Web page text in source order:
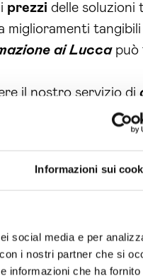
Informazioni sui
social media e per
i nostri partner che si
informazioni che ha fornito
prezzi delle soluzioni
ai Luccapuò
il nostro servizio di
è un’opportunità
personalizzata e